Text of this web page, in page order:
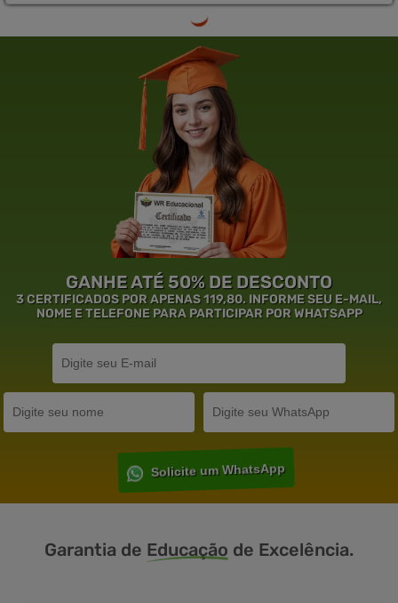
GANHE ATÉ 50% DE DESCONTO
3 CERTIFICADOS POR APENAS 119,80. INFORME SEU E-MAIL,
NOME E TELEFONE PARA PARTICIPAR POR WHATSAPP
Solicite um WhatsApp
Garantia de Educação de Excelência.